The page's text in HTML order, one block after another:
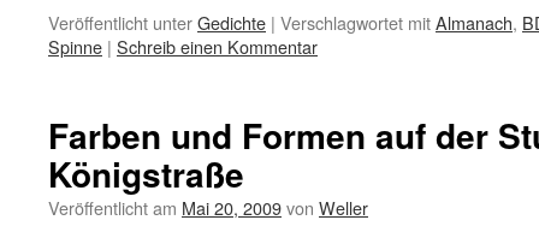
Veröffentlicht unterGedichte | Verschlagwortet mitAlmanach,
Spinne | Schreib einen Kommentar
Farben und Formen auf der
Königstraße
Veröffentlicht am Mai 20, 2009von Weller